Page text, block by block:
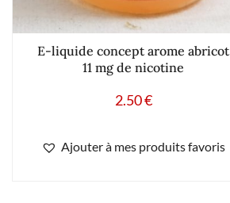
E-liquide concept arome abricot
11 mg de nicotine
2.50€
Ajouter à mes produits favoris